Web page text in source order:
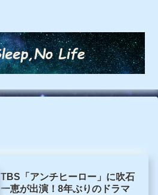
TBS「アンチヒーロー」に吹石
一恵が出演！8年ぶりのドラマ